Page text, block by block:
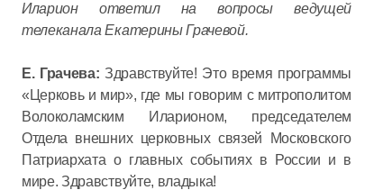
Иларион ответил на вопросы ведущей
телеканала Екатерины Грачевой.
Е. Грачева: Здравствуйте! Это время программы
«Церковь и мир», где мы говорим с митрополитом
Волоколамским Иларионом, председателем
Отдела внешних церковных связей Московского
Патриархата о главных событиях в России и в
мире. Здравствуйте, владыка!